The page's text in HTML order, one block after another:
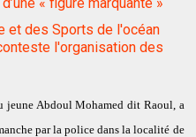
et des Sports de l'océan
l'organisation des
jeune Abdoul Mohamed dit Raoul, a
par la police dans la localité de